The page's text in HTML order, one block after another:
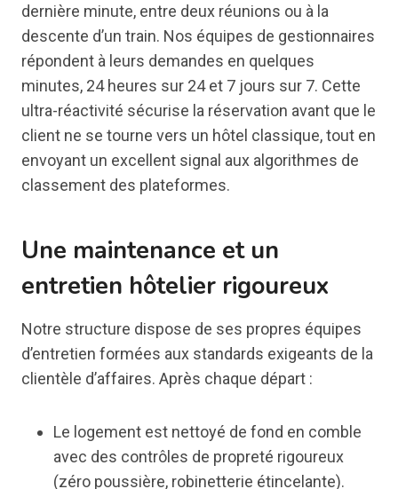
dernière minute, entre deux réunions ou à la
descente d’un train. Nos équipes de gestionnaires
répondent à leurs demandes en quelques
minutes, 24 heures sur 24 et 7 jours sur 7. Cette
ultra-réactivité sécurise la réservation avant que le
client ne se tourne vers un hôtel classique, tout en
envoyant un excellent signal aux algorithmes de
classement des plateformes.
Une maintenance et un
entretien hôtelier rigoureux
Notre structure dispose de ses propres équipes
d’entretien formées aux standards exigeants de la
clientèle d’affaires. Après chaque départ :
Le logement est nettoyé de fond en comble
avec des contrôles de propreté rigoureux
(zéro poussière, robinetterie étincelante).